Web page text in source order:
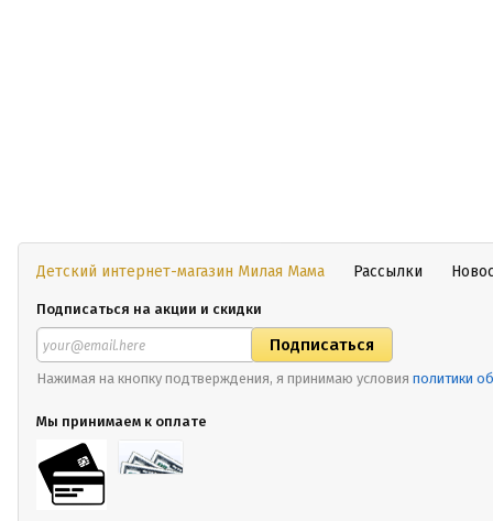
Детский интернет-магазин Милая Мама Рассылки
Подписаться на акции и скидки
Нажимая на кнопку подтверждения, я принимаю условия политики
Мы принимаем к оплате